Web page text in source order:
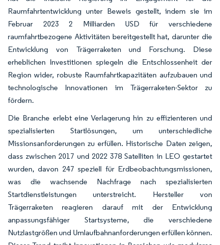
Raumfahrtentwicklung unter Beweis gestellt, indem sie im
Februar 2023 2 Milliarden USD für verschiedene
raumfahrtbezogene Aktivitäten bereitgestellt hat, darunter die
Entwicklung von Trägerraketen und Forschung. Diese
erheblichen Investitionen spiegeln die Entschlossenheit der
Region wider, robuste Raumfahrtkapazitäten aufzubauen und
technologische Innovationen im Trägerraketen-Sektor zu
fördern.
Die Branche erlebt eine Verlagerung hin zu effizienteren und
spezialisierten Startlösungen, um unterschiedliche
Missionsanforderungen zu erfüllen. Historische Daten zeigen,
dass zwischen 2017 und 2022 378 Satelliten in LEO gestartet
wurden, davon 247 speziell für Erdbeobachtungsmissionen,
was die wachsende Nachfrage nach spezialisierten
Startdienstleistungen unterstreicht. Hersteller von
Trägerraketen reagieren darauf mit der Entwicklung
anpassungsfähiger Startsysteme, die verschiedene
Nutzlastgrößen und Umlaufbahnanforderungen erfüllen können.